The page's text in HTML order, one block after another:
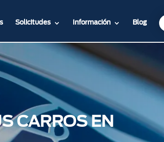
Solicitudes Información Blog
CARROS EN